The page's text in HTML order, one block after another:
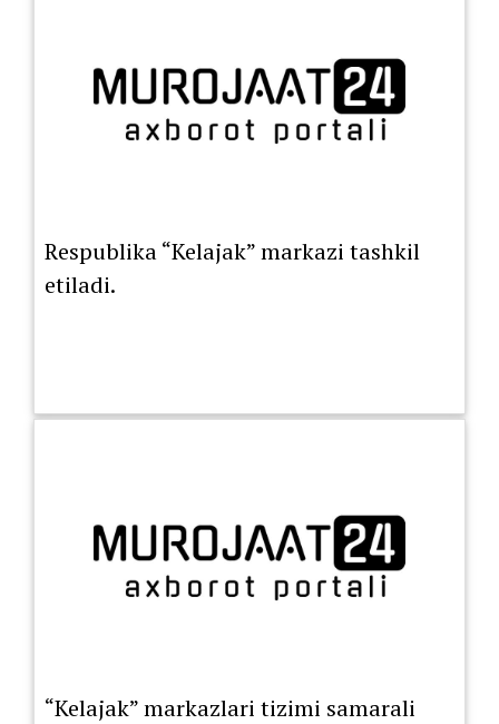
Respublika “Kelajak” markazi tashkil
etiladi.
“Kelajak” markazlari tizimi samarali